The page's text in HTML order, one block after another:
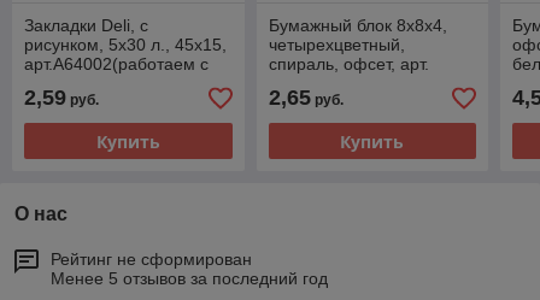
Закладки Deli, с
рисунком, 5х30 л., 45х15,
арт.А64002(работаем с
2,59 руб.
Купить
Бумажный блок 8х8х4,
четырехцветный,
спираль, офсет, арт.
юр лицами и ИП)
2,65руб.
Купить
юр
О нас
Рейтинг не сформирован
Менее 5 отзывов за последний год